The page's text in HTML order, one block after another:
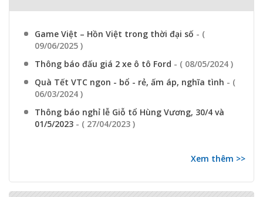
Game Việt – Hồn Việt trong thời đại số - (
09/06/2025 )
Thông báo đấu giá 2 xe ô tô Ford - ( 08/05/2024 )
Quà Tết VTC ngon - bổ - rẻ, ấm áp, nghĩa tình - (
06/03/2024 )
Thông báo nghỉ lễ Giỗ tổ Hùng Vương, 30/4 và
01/5/2023 - ( 27/04/2023 )
Xem thêm >>